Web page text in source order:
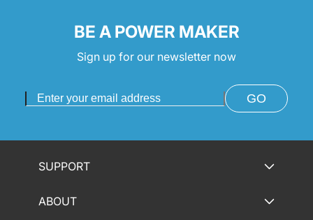
BE A POWER MAKER
Sign up for our newsletter now
GO
SUPPORT
ABOUT